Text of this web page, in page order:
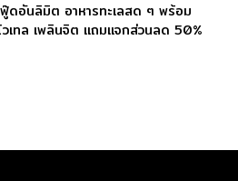
ดอันลิมิต อาหารทะเลสด ๆ พร้อม
วเทล เพลินจิต แถมแจกส่วนลด 50%